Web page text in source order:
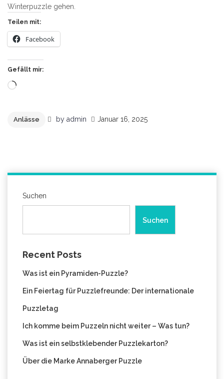
Winterpuzzle gehen.
Teilen mit:
Facebook
Gefällt mir:
Wird
Anlässe by admin Januar 16, 2025
Suchen
Suchen
Recent Posts
Was ist ein Pyramiden-Puzzle?
Ein Feiertag für Puzzlefreunde: Der internationale
Puzzletag
Ich komme beim Puzzeln nicht weiter – Was tun?
Was ist ein selbstklebender Puzzlekarton?
Über die Marke Annaberger Puzzle